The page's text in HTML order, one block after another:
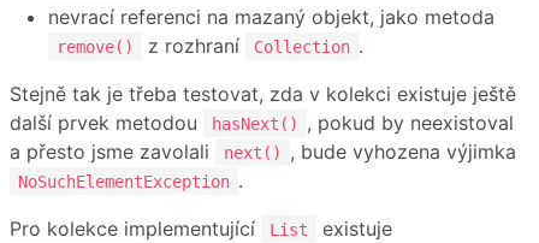
nevrací referenci na mazaný objekt, jako metoda
remove() z rozhraní Collection .
Stejně tak je třeba testovat, zda v kolekci existuje ještě
další prvek metodou
hasNext()
, pokud by neexistoval
a přesto jsme zavolali
next() , bude vyhozena výjimka
NoSuchElementException .
Pro kolekce implementující
List existuje